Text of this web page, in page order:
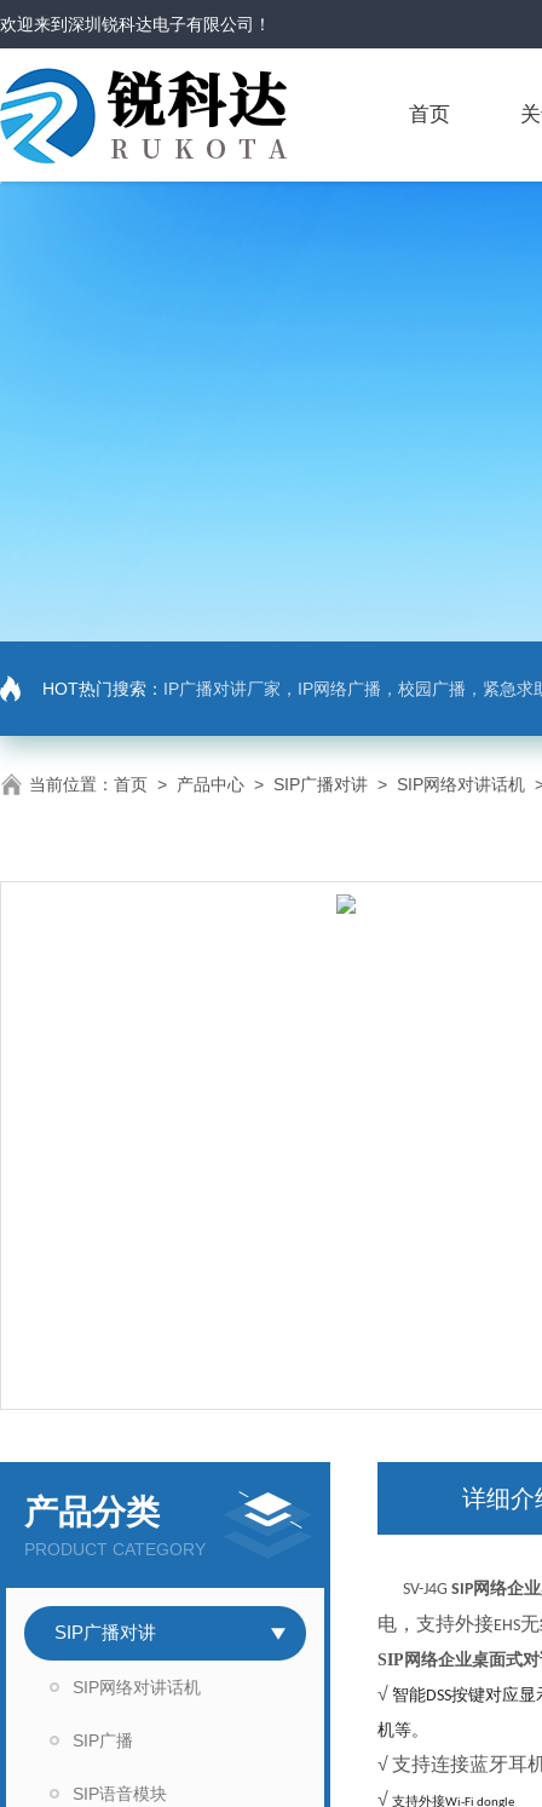
欢迎来到深圳锐科达电子有限公司 ！
首页
HOT热门搜索： IP广播对讲厂家，IP网络广播，校园广播，紧急求助，IP广播对讲系
当前位置： 首页 > 产品中心 > SIP广播对讲 > SIP网络对讲话机
产品分类
PRODUCT CATEGORY
SIP广播对讲
SIP网络对讲话机
SIP广播
SIP语音模块
详细介
SV-J4G SIP网络企
电，支持外接EHS
SIP网络企业桌面式
√ 智能DSS按键对应显
机等。
√支持连接蓝牙耳
√ 支持外接Wi-Fi dongle